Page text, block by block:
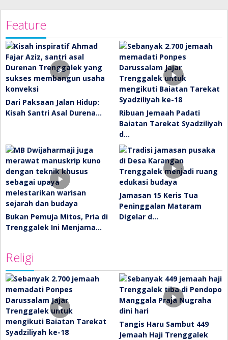
Feature
Dari Paksaan Jalan Hidup:
Kisah Santri Asal Durena…
Ribuan Jemaah Padati
Baiatan Tarekat Syadziliyah
d…
Bukan Pemuja Mitos, Pria di
Trenggalek Ini Menjama…
Jamasan 15 Keris Tua
Peninggalan Mataram
Digelar d…
Religi
Tangis Haru Sambut 449
Jemaah Haji Trenggalek